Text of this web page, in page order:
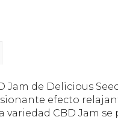
Jam de Delicious
efecto
variedad CBD Jam